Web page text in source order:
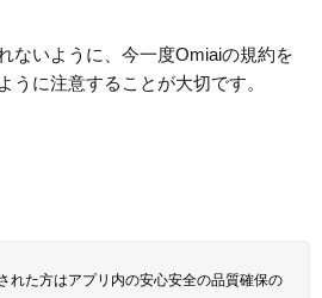
ないように、今一度Omiaiの規約を
うに注意することが大切です。
れた方はアプリ内の安心安全の品質確保の